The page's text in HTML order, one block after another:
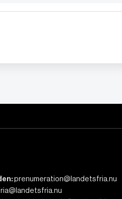
prenumeration@landetsfria.nu